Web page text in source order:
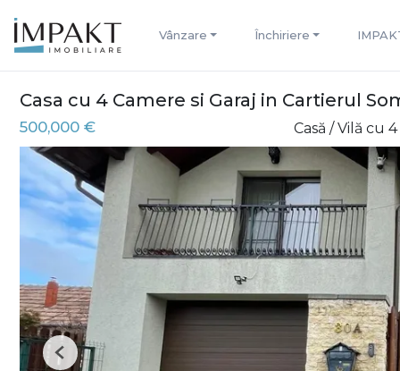
Vânzare Închiriere
Casa cu 4 Camere si Garaj in Cartierul
500,000 € Casă / Vilă cu
Previous